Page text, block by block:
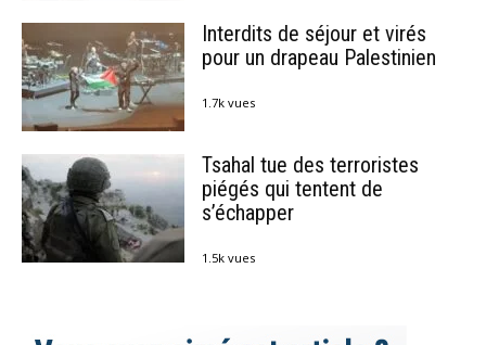
Interdits de séjour et virés
pour un drapeau Palestinien
1.7k vues
Tsahal tue des terroristes
piégés qui tentent de
s’échapper
1.5k vues